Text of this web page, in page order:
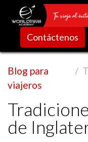
Contáctenos
Blog para
viajeros
de